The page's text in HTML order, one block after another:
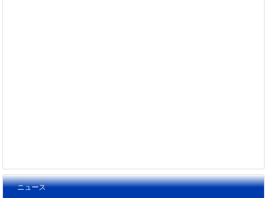
ニュース